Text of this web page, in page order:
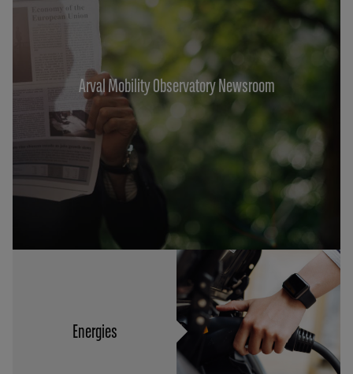
Arval Mobility Observatory Newsroom
Energies